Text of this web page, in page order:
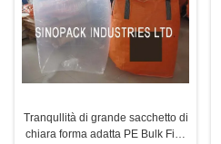
Tranqullità di grande sacchetto di
chiara forma adatta PE Bulk Fibc